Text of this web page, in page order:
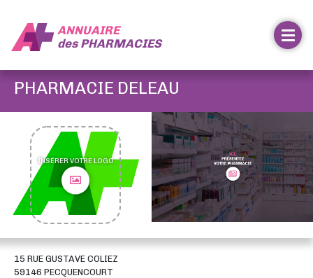
ANNUAIRE
desPHARMACIES
PHARMACIE DELEAU
INSÉRER VOTRE LOGO
15 RUE GUSTAVE COLIEZ
59146 PECQUENCOURT